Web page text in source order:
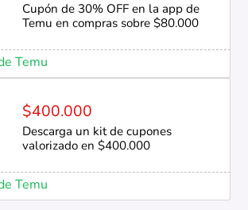
Cupón de 30% OFF en la app de
Temu en compras sobre $80.000
Temu
$400.000
Descarga un kit de cupones
valorizado en $400.000
Temu